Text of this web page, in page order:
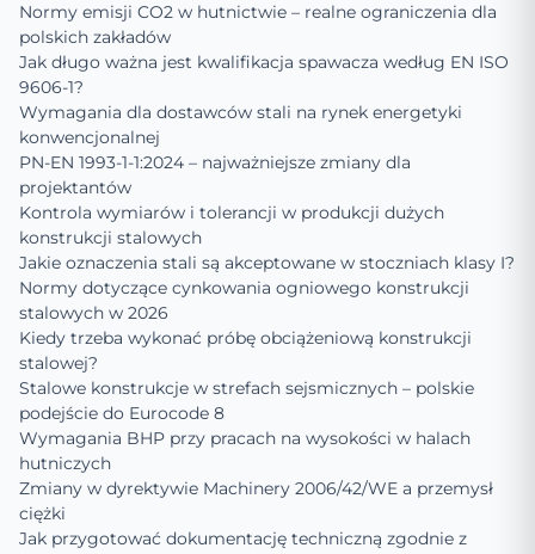
Normy emisji CO2 w hutnictwie – realne ograniczenia dla
polskich zakładów
Jak długo ważna jest kwalifikacja spawacza według EN ISO
9606-1?
Wymagania dla dostawców stali na rynek energetyki
konwencjonalnej
PN-EN 1993-1-1:2024 – najważniejsze zmiany dla
projektantów
Kontrola wymiarów i tolerancji w produkcji dużych
konstrukcji stalowych
Jakie oznaczenia stali są akceptowane w stoczniach klasy I?
Normy dotyczące cynkowania ogniowego konstrukcji
stalowych w 2026
Kiedy trzeba wykonać próbę obciążeniową konstrukcji
stalowej?
Stalowe konstrukcje w strefach sejsmicznych – polskie
podejście do Eurocode 8
Wymagania BHP przy pracach na wysokości w halach
hutniczych
Zmiany w dyrektywie Machinery 2006/42/WE a przemysł
ciężki
Jak przygotować dokumentację techniczną zgodnie z